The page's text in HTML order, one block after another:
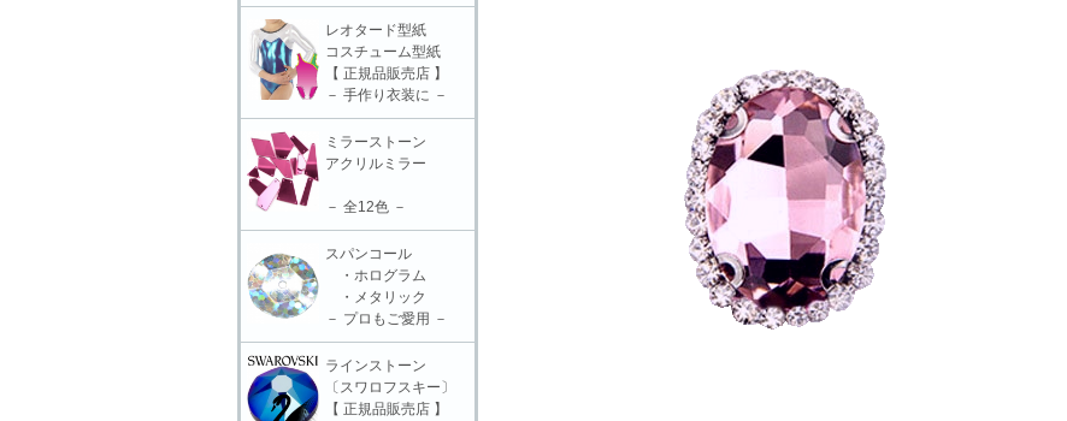
レオタード型紙
コスチューム型紙
【 正規品販売店 】
－ 手作り衣装に －
ミラーストーン
アクリルミラー
－ 全12色 －
スパンコール
・ホログラム
・メタリック
－ プロもご愛用 －
ラインストーン
〔スワロフスキー〕
【 正規品販売店 】